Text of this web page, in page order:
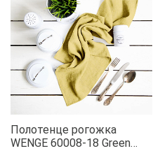
Полотенце рогожка
WENGE 60008-18 Green